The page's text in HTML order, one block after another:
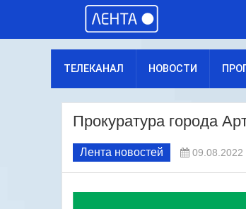
ТЕЛЕКАНАЛ НОВОСТИ
Прокуратура города
Лента новостей 09.08.2022